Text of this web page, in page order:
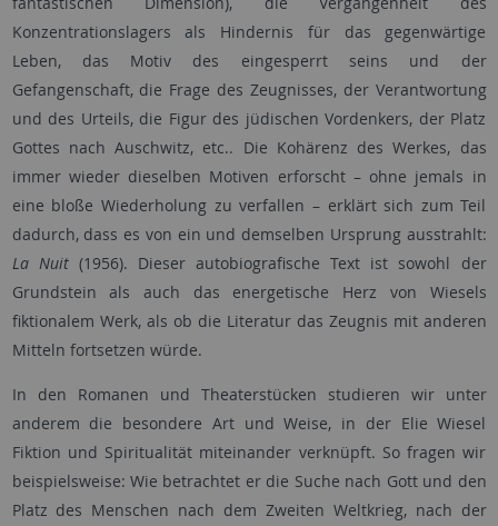
Konzentrationslagers als Hindernis für das gegenwärtige
Leben, das Motiv des eingesperrt seins und der
Gefangenschaft, die Frage des Zeugnisses, der Verantwortung
und des Urteils, die Figur des jüdischen Vordenkers, der Platz
Gottes nach Auschwitz, etc.. Die Kohärenz des Werkes, das
immer wieder dieselben Motiven erforscht – ohne jemals in
eine bloße Wiederholung zu verfallen – erklärt sich zum Teil
dadurch, dass es von ein und demselben Ursprung ausstrahlt:
La Nuit(1956). Dieser autobiografische Text ist sowohl der
Grundstein als auch das energetische Herz von Wiesels
fiktionalem Werk, als ob die Literatur das Zeugnis mit anderen
Mitteln fortsetzen würde.
In den Romanen und Theaterstücken studieren wir unter
anderem die besondere Art und Weise, in der Elie Wiesel
Fiktion und Spiritualität miteinander verknüpft. So fragen wir
beispielsweise: Wie betrachtet er die Suche nach Gott und den
Platz des Menschen nach dem Zweiten Weltkrieg, nach der